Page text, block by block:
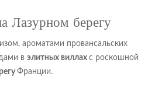
Лазурном берегу
ароматами провансальских
в элитных виллах с роскошной
Франции.